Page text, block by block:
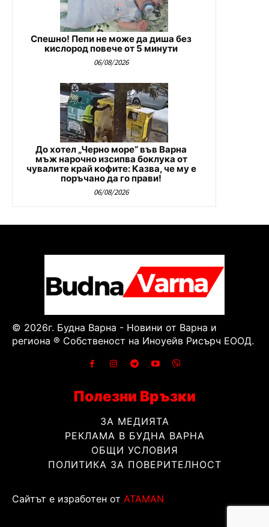
Спешно! Пепи не може да диша без
кислород повече от 5 минути
06/08/2026
До хотел „Черно море“ във Варна
мъж нарочно изсипва боклука от
чувалите край кофите: Казва, че му е
поръчано да го прави!
06/08/2026
© 2026г. Будна Варна - Новини от Варна и
региона ® Собственост на Иноуейв Рисърч ЕООД.
Полезни Връзки
ЗА МЕДИЯТА
РЕКЛАМА В БУДНА ВАРНА
ОБЩИ УСЛОВИЯ
ПОЛИТИКА ЗА ПОВЕРИТЕЛНОСТ
Сайтът е изработен от ATAMAN